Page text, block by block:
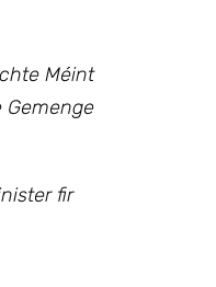
Méint
Gemenge
fir